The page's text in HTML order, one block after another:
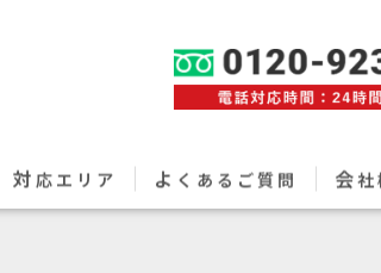
対 応エリア よ くあるご質問 会社